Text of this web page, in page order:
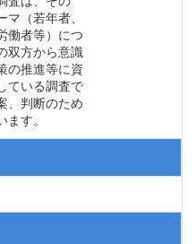
（若年者、
働者等）につ
双方から意識
の推進等に資
ている調査で
、判断のため
す。